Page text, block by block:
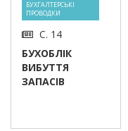
БУХГАЛТЕРСЬКІ
ПРОВОДКИ
С. 14
БУХОБЛІК
ВИБУТТЯ
ЗАПАСІВ